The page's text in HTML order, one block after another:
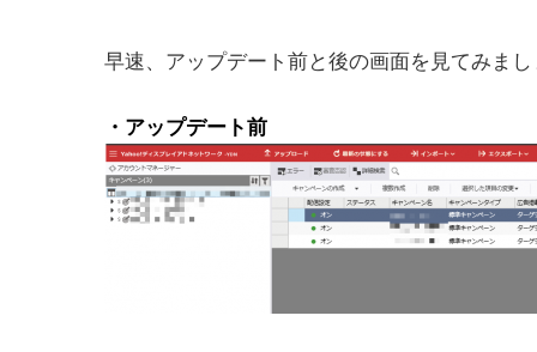
早速、アップデート前と後の画面を見てみま
・アップデート前